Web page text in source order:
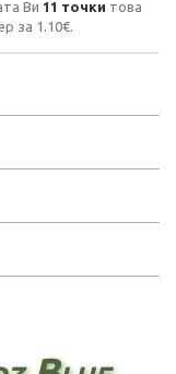
Ви 11 точки това
за 1.10€.